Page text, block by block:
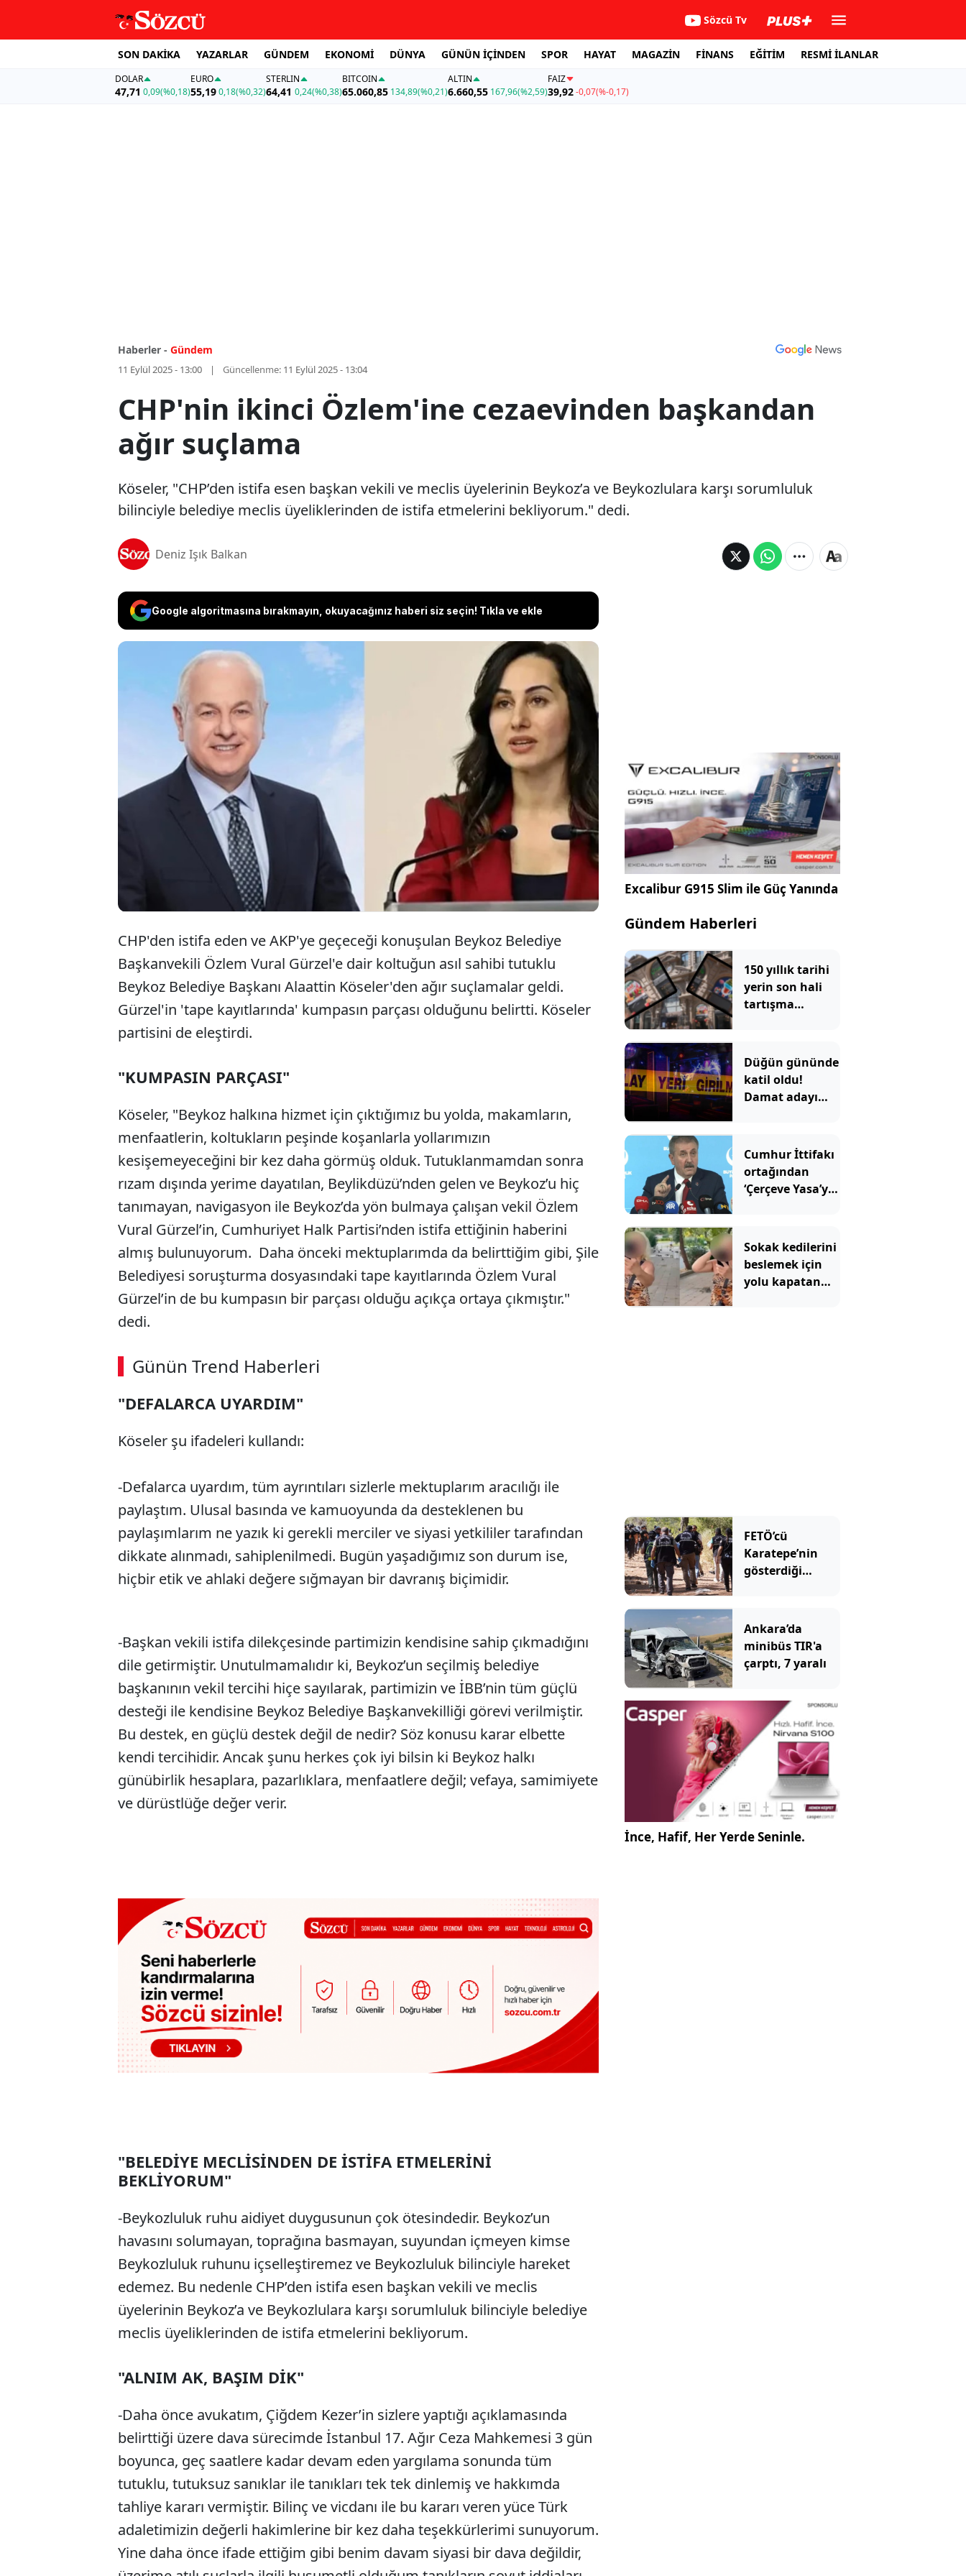
Sözcü Tv
SON DAKİKA YAZARLAR GÜNDEM EKONOMİ DÜNYA GÜNÜN İÇİNDEN SPOR HAYAT MAGAZİN FİNANS EĞİTİM RESMİ İLANLAR
DOLAR
47,71 0,09(%0,18)
EURO
55,19 0,18(%0,32)
STERLIN
64,41 0,24(%0,38)
BITCOIN
65.060,85 134,89(%0,21)
ALTIN
6.660,55 167,96(%2,59)
FAİZ
39,92-0,07(%-0,17)
Haberler - Gündem
11 Eylül 2025 - 13:00 Güncellenme: 11 Eylül 2025 - 13:04
CHP'nin ikinci Özlem'ine cezaevinden başkandan
ağır suçlama
Köseler, "CHP’den istifa esen başkan vekili ve meclis üyelerinin Beykoz’a ve Beykozlulara karşı sorumluluk
bilinciyle belediye meclis üyeliklerinden de istifa etmelerini bekliyorum." dedi.
Deniz Işık Balkan
Google algoritmasına bırakmayın, okuyacağınız haberi siz seçin! Tıkla ve ekle
Köseler, "CHP’den istifa esen başkan vekili ve meclis
üyelerinin Beykoz’a ve Beykozlulara karşı sorumluluk
bilinciyle belediye meclis üyeliklerinden de istifa etmelerini
bekliyorum." dedi.
CHP'den istifa eden ve AKP'ye geçeceği konuşulan Beykoz Belediye
Başkanvekili Özlem Vural Gürzel'e dair koltuğun asıl sahibi tutuklu
Beykoz Belediye Başkanı Alaattin Köseler'den ağır suçlamalar geldi.
Gürzel'in 'tape kayıtlarında' kumpasın parçası olduğunu belirtti. Köseler
partisini de eleştirdi.
"KUMPASIN PARÇASI"
Köseler, "Beykoz halkına hizmet için çıktığımız bu yolda, makamların,
menfaatlerin, koltukların peşinde koşanlarla yollarımızın
kesişemeyeceğini bir kez daha görmüş olduk. Tutuklanmamdan sonra
rızam dışında yerime dayatılan, Beylikdüzü’nden gelen ve Beykoz’u hiç
tanımayan, navigasyon ile Beykoz’da yön bulmaya çalışan vekil Özlem
Vural Gürzel’in, Cumhuriyet Halk Partisi’nden istifa ettiğinin haberini
almış bulunuyorum. Daha önceki mektuplarımda da belirttiğim gibi, Şile
Belediyesi soruşturma dosyasındaki tape kayıtlarında Özlem Vural
Gürzel’in de bu kumpasın bir parçası olduğu açıkça ortaya çıkmıştır."
dedi.
Günün Trend Haberleri
00:02 / 08:06
"DEFALARCA UYARDIM"
Köseler şu ifadeleri kullandı:
-Defalarca uyardım, tüm ayrıntıları sizlerle mektuplarım aracılığı ile
paylaştım. Ulusal basında ve kamuoyunda da desteklenen bu
paylaşımlarım ne yazık ki gerekli merciler ve siyasi yetkililer tarafından
dikkate alınmadı, sahiplenilmedi. Bugün yaşadığımız son durum ise,
hiçbir etik ve ahlaki değere sığmayan bir davranış biçimidir.
-Başkan vekili istifa dilekçesinde partimizin kendisine sahip çıkmadığını
dile getirmiştir. Unutulmamalıdır ki, Beykoz’un seçilmiş belediye
başkanının vekil tercihi hiçe sayılarak, partimizin ve İBB’nin tüm güçlü
desteği ile kendisine Beykoz Belediye Başkanvekilliği görevi verilmiştir.
Bu destek, en güçlü destek değil de nedir? Söz konusu karar elbette
kendi tercihidir. Ancak şunu herkes çok iyi bilsin ki Beykoz halkı
günübirlik hesaplara, pazarlıklara, menfaatlere değil; vefaya, samimiyete
ve dürüstlüğe değer verir.
"BELEDİYE MECLİSİNDEN DE İSTİFA ETMELERİNİ
BEKLİYORUM"
-Beykozluluk ruhu aidiyet duygusunun çok ötesindedir. Beykoz’un
havasını solumayan, toprağına basmayan, suyundan içmeyen kimse
Beykozluluk ruhunu içselleştiremez ve Beykozluluk bilinciyle hareket
edemez. Bu nedenle CHP’den istifa esen başkan vekili ve meclis
üyelerinin Beykoz’a ve Beykozlulara karşı sorumluluk bilinciyle belediye
meclis üyeliklerinden de istifa etmelerini bekliyorum.
"ALNIM AK, BAŞIM DİK"
-Daha önce avukatım, Çiğdem Kezer’in sizlere yaptığı açıklamasında
belirttiği üzere dava sürecimde İstanbul 17. Ağır Ceza Mahkemesi 3 gün
boyunca, geç saatlere kadar devam eden yargılama sonunda tüm
tutuklu, tutuksuz sanıklar ile tanıkları tek tek dinlemiş ve hakkımda
tahliye kararı vermiştir. Bilinç ve vicdanı ile bu kararı veren yüce Türk
adaletimizin değerli hakimlerine bir kez daha teşekkürlerimi sunuyorum.
Yine daha önce ifade ettiğim gibi benim davam siyasi bir dava değildir,
Excalibur G915 Slim ile Güç Yanında
Gündem Haberleri
150 yıllık tarihi
yerin son hali
tartışma
Pasajı'ndaki
görüntü tepki
çekti
Düğün gününde
katil oldu!
Damat adayı
Cumhur İttifakı
ortağından
‘Çerçeve Yasa’ya
Sokak kedilerini
beslemek için
yolu kapatan
FETÖ’cü
Karatepe’nin
gösterdiği
açıklandı
Ankara’da
minibüs TIR'a
çarptı, 7 yaralı
İnce, Hafif, Her Yerde Seninle.